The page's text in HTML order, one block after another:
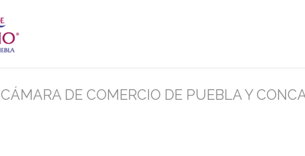
CÁMARA DE COMERCIO DE PUEBLA Y CONCANACO ENCABEZAN EL ARRANQUE DE LA